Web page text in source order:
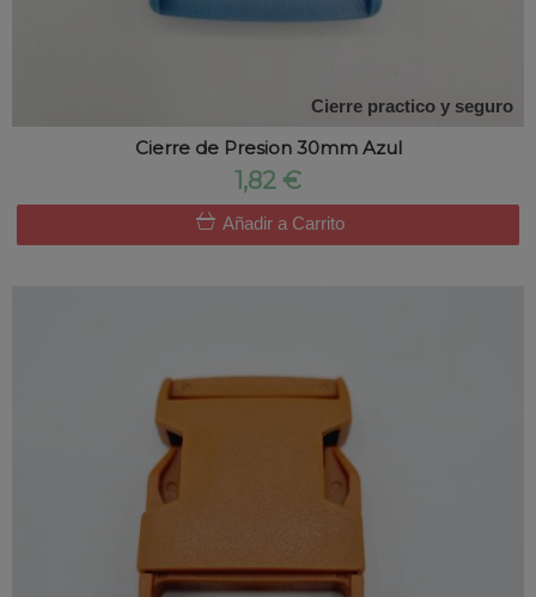
Cierre practico y seguro
Cierre de Presion 30mm Azul
1,82 €
Añadir a Carrito